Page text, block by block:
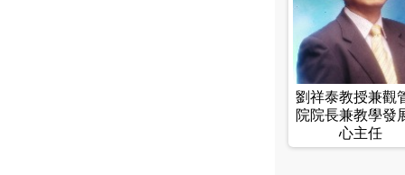
劉祥泰教授兼觀
院院長兼教學發
心主任